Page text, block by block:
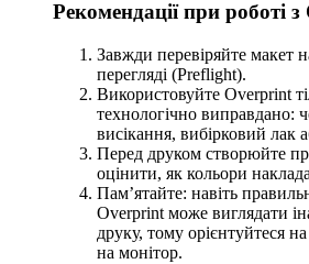
Рекомендації при роботі
Завжди перевіряйте макет
перегляді (Preflight).
Використовуйте Overprint
технологічно виправдано:
висікання, вибірковий лак
Перед друком створюйте
оцінити, як кольори
Пам’ятайте: навіть
Overprint може виглядати
друку, тому орієнтуйтеся
на монітор.